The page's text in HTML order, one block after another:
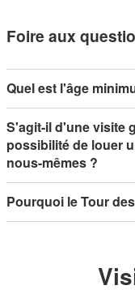
Foire aux
Quel est l'âge
S'agit-il d'une visite
possibilité de louer
nous-mêmes ?
Pourquoi le Tour